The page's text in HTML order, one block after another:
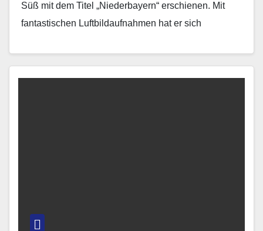
Süß mit dem Titel „Niederbayern“ erschienen. Mit
fantastischen Luftbildaufnahmen hat er sich